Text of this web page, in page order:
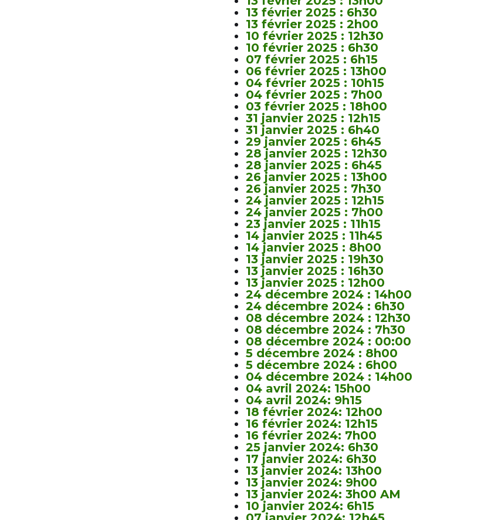
13 février 2025 : 6h30
13 février 2025 : 2h00
10 février 2025 : 12h30
10 février 2025 : 6h30
07 février 2025 : 6h15
06 février 2025 : 13h00
04 février 2025 : 10h15
04 février 2025 : 7h00
03 février 2025 : 18h00
31 janvier 2025 : 12h15
31 janvier 2025 : 6h40
29 janvier 2025 : 6h45
28 janvier 2025 : 12h30
28 janvier 2025 : 6h45
26 janvier 2025 : 13h00
26 janvier 2025 : 7h30
24 janvier 2025 : 12h15
24 janvier 2025 : 7h00
23 janvier 2025 : 11h15
14 janvier 2025 : 11h45
14 janvier 2025 : 8h00
13 janvier 2025 : 19h30
13 janvier 2025 : 16h30
13 janvier 2025 : 12h00
24 décembre 2024 : 14h00
24 décembre 2024 : 6h30
08 décembre 2024 : 12h30
08 décembre 2024 : 7h30
08 décembre 2024 : 00:00
5 décembre 2024 : 8h00
5 décembre 2024 : 6h00
04 décembre 2024 : 14h00
04 avril 2024: 15h00
04 avril 2024: 9h15
18 février 2024: 12h00
16 février 2024: 12h15
16 février 2024: 7h00
25 janvier 2024: 6h30
17 janvier 2024: 6h30
13 janvier 2024: 13h00
13 janvier 2024: 9h00
13 janvier 2024: 3h00 AM
10 janvier 2024: 6h15